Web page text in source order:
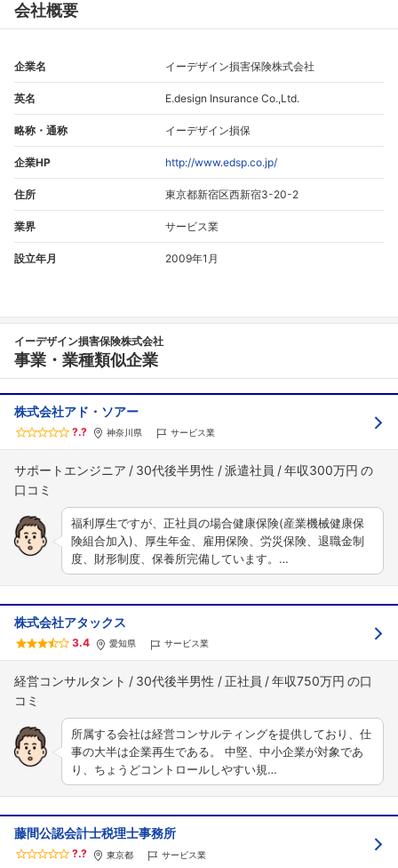
会社概要
企業名 イーデザイン損害保険株式会社
英名 E.design Insurance Co.,Ltd.
略称・通称 イーデザイン損保
企業HP http://www.edsp.co.jp/
住所 東京都新宿区西新宿3-20-2
業界 サービス業
設立年月 2009年1月
イーデザイン損害保険株式会社
事業・業種類似企業
株式会社アド・ソアー
?.? 神奈川県 サービス業
サポートエンジニア 30代後半男性 派遣社員 年収300万円
福利厚生ですが、正社員の場合健康保険(産業機械健康保
険組合加入)、厚生年金、雇用保険、労災保険、退職金制
度、財形制度、保養所完備しています。…
株式会社アタックス
3.4 愛知県 サービス業
経営コンサルタント 30代後半男性 正社員 年収750万円
所属する会社は経営コンサルティングを提供しており、仕
事の大半は企業再生である。 中堅、中小企業が対象であ
り、ちょうどコントロールしやすい規…
藤間公認会計士税理士事務所
?.? 東京都 サービス業